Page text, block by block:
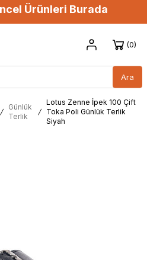
Ürünleri Burada
Ara
0
/
Günlük
Terlik
/
Lotus Zenne İpek 100 Çift
Toka Poli Günlük Terlik
Siyah